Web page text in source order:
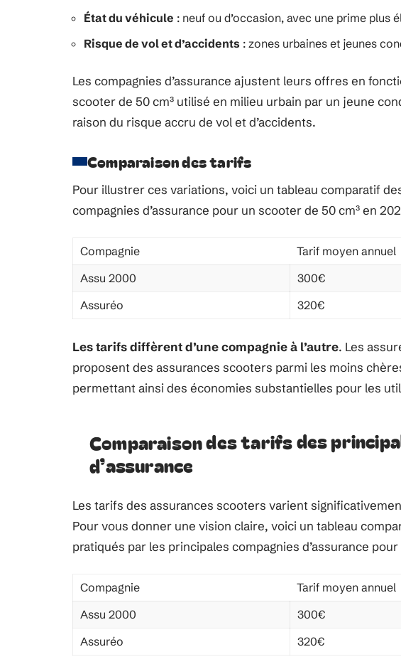
État du véhicule : neuf ou d’occasion, avec une prime plus
Risque de vol et d’accidents : zones urbaines et jeunes
Les compagnies d’assurance ajustent leurs offres en
scooter de 50 cm³ utilisé en milieu urbain par un jeune
raison du risque accru de vol et d’accidents.
Comparaison des tarifs
Pour illustrer ces variations, voici un tableau comparatif
compagnies d’assurance pour un scooter de 50 cm³ en
Compagnie
Tarif moyen annuel
Assu 2000
300€
Assuréo
320€
Les tarifs diffèrent d’une compagnie à l’autre. Les
proposent des assurances scooters parmi les moins
permettant ainsi des économies substantielles pour les
Comparaison des tarifs des
d’assurance
Les tarifs des assurances scooters varient
Pour vous donner une vision claire, voici un tableau
pratiqués par les principales compagnies d’assurance
Compagnie
Tarif moyen annuel
Assu 2000
300€
Assuréo
320€